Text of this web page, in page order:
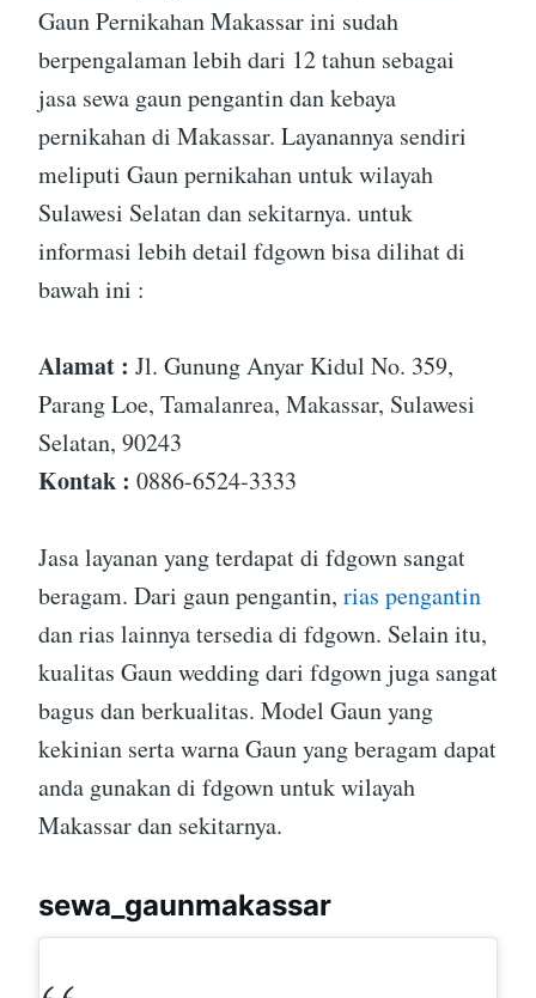
Gaun Pernikahan Makassar ini sudah
berpengalaman lebih dari 12 tahun sebagai
jasa sewa gaun pengantin dan kebaya
pernikahan di Makassar. Layanannya sendiri
meliputi Gaun pernikahan untuk wilayah
Sulawesi Selatan dan sekitarnya. untuk
informasi lebih detail fdgown bisa dilihat di
bawah ini :
Alamat : Jl. Gunung Anyar Kidul No. 359,
Parang Loe, Tamalanrea, Makassar, Sulawesi
Selatan, 90243
Kontak : 0886-6524-3333
Jasa layanan yang terdapat di fdgown sangat
beragam. Dari gaun pengantin, rias pengantin
dan rias lainnya tersedia di fdgown. Selain itu,
kualitas Gaun wedding dari fdgown juga sangat
bagus dan berkualitas. Model Gaun yang
kekinian serta warna Gaun yang beragam dapat
anda gunakan di fdgown untuk wilayah
Makassar dan sekitarnya.
sewa_gaunmakassar